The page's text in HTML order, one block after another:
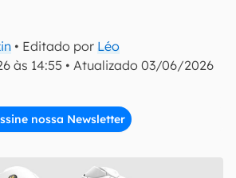
• Editado por Léo
às 14:55 • Atualizado 03/06/2026
nossa Newsletter
inscreva-se
Privacidade do Canaltech.